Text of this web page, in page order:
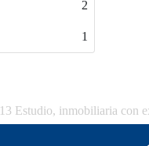
2
1
13 Estudio, inmobiliaria con